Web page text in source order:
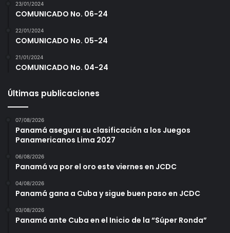
23/01/2024
COMUNICADO No. 06-24
22/01/2024
COMUNICADO No. 05-24
21/01/2024
COMUNICADO No. 04-24
Últimas publicaciones
07/08/2026
Panamá asegura su clasificación a los Juegos
Panamericanos Lima 2027
06/08/2026
Panamá va por el oro este viernes en JCDC
04/08/2026
Panamá gana a Cuba y sigue buen paso en JCDC
03/08/2026
Panamá ante Cuba en el Inicio de la “Súper Ronda”